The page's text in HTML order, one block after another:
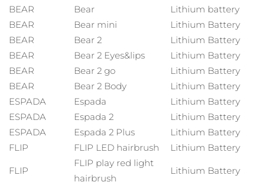
BEAR
Bear
Lithium battery
BEAR
Bear mini
Lithium Battery
BEAR
Bear 2
Lithium Battery
BEAR
Bear 2 Eyes&lips
Lithium Battery
BEAR
Bear 2 go
Lithium Battery
BEAR
Bear 2 Body
Lithium Battery
ESPADA
Espada
Lithium Battery
ESPADA
Espada 2
Lithium Battery
ESPADA
Espada 2 Plus
Lithium Battery
FLIP
FLIP LED hairbrush Lithium Battery
FLIP
FLIP play red light
hairbrush
Lithium Battery
Specialerbjudanden Bästsäljare
Rödljusterapi
SVENSK SKÖNHETSRUTIN
Australien Förväntad leverans 13/8/26
10/8/26
Tyskland Förväntad leverans10/8/26
Kanada Förväntad leverans14/8/26
Australien 13/8/26